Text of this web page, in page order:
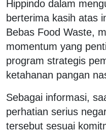
Hippindo dalam
berterima kasih atas
Bebas Food Waste,
momentum yang
program strategis
ketahanan pangan
Sebagai informasi,
perhatian serius
tersebut sesuai